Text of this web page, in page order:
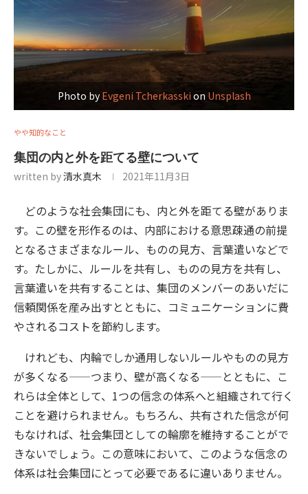
Photo by Evgeni Tcherkasski on Unsplash
やや知的なこと
集団の内と外を距てる壁について
written by清水真木 2021年11月3日
どのような社会集団にも、内と外を距てる壁がありま
す。この壁を形作るのは、内部における意思疎通の前提
となるさまざまなルール、ものの見方、言葉遣いなどで
す。たしかに、ルールを共有し、ものの見方を共有し、
言葉遣いを共有することは、集団のメンバーのあいだに
信頼関係を産み出すとともに、コミュニケーションに費
やされるコストを節約します。
けれども、内輪でしか通用しないルールやものの見方
が多くなる——つまり、壁が高くなる——とともに、こ
れらは全体として、1つの信念の体系へと組織されて行く
ことを避けられません。もちろん、共有された信念が何
もなければ、社会集団としての輪廓を維持することがで
きないでしょう。この意味において、このような信念の
体系は社会集団にとって必要であるに違いありません。